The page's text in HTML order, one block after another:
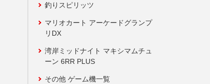
釣りスピリッツ
マリオカート アーケードグランプ
リDX
湾岸ミッドナイト マキシマムチュ
ーン 6RR PLUS
その他 ゲーム機一覧